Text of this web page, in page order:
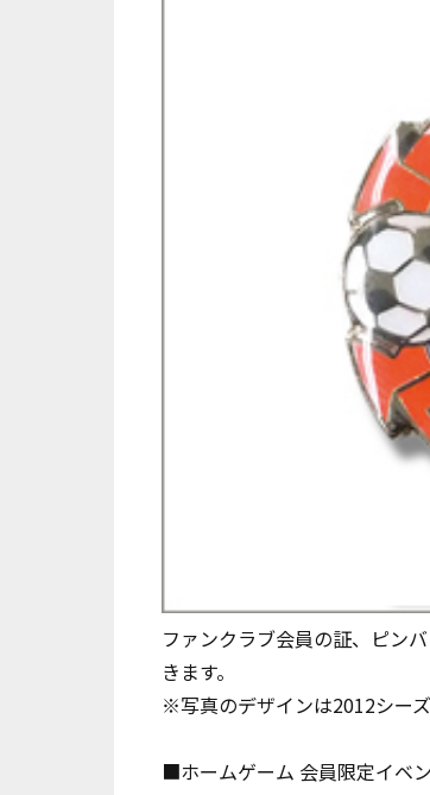
ファンクラブ会員の証、ピン
きます。
※写真のデザインは2012シーズ
■ホームゲーム 会員限定イベ